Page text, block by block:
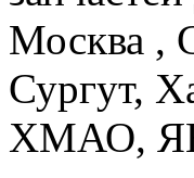
Москва ,
Сургут,
ХМАО,